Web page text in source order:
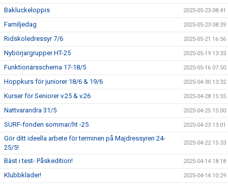
Bakluckeloppis 2025-05-23 08:41
Familjedag 2025-05-23 08:39
Ridskoledressyr 7/6 2025-05-21 16:56
Nybörjargrupper HT-25 2025-05-19 13:33
Funktionärsschema 17-18/5 2025-05-16 07:50
Hoppkurs för juniorer 18/6 & 19/6 2025-04-30 13:32
Kurser för Seniorer v.25 & v.26 2025-04-28 15:55
Nattvarandra 31/5 2025-04-25 15:00
SURF-fonden sommar/ht -25 2025-04-23 13:01
Gör ditt ideella arbete för terminen på Majdressyren 24-
25/5!
2025-04-22 15:33
Bäst i test- Påskedition! 2025-04-14 18:18
Klubbkläder! 2025-04-14 10:29